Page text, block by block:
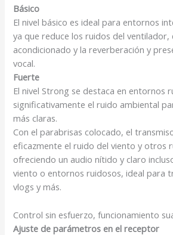
Básico
El nivel básico es ideal para entornos
ya que reduce los ruidos del ventilador,
acondicionado y la reverberación y
vocal.
Fuerte
El nivel Strong se destaca en entornos
significativamente el ruido ambiental
más claras.
Con el parabrisas colocado, el
eficazmente el ruido del viento y otros
ofreciendo un audio nítido y claro
viento o entornos ruidosos, ideal para
vlogs y más.
Control sin esfuerzo, funcionamiento
Ajuste de parámetros en el receptor